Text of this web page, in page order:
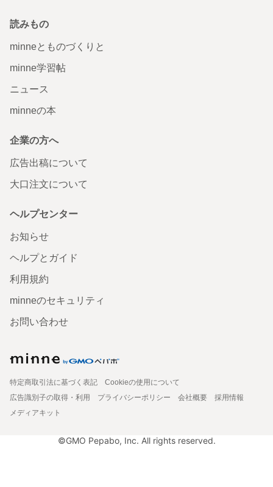
読みもの
minneとものづくりと
minne学習帖
ニュース
minneの本
企業の方へ
広告出稿について
大口注文について
ヘルプセンター
お知らせ
ヘルプとガイド
利用規約
minneのセキュリティ
お問い合わせ
特定商取引法に基づく表記
Cookieの使用について
広告識別子の取得・利用
プライバシーポリシー 会社概要
採用情報
メディアキット
©GMO Pepabo, Inc. All rights reserved.